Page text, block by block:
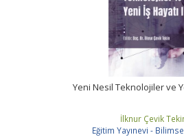
Yeni Nesil Teknolojiler ve
İlknur Çevik
Eğitim Yayınevi -